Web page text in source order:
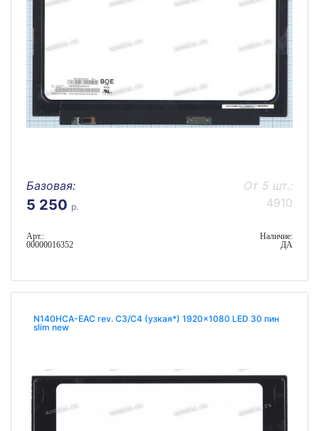
Базовая:
5 250 р.
От 5 шт.:
4910
Арт.:
00000016352
Наличие:
ДА
N140HCA-EAC rev. C3/C4 (узкая*) 1920x1080 LED 30 пин
slim new